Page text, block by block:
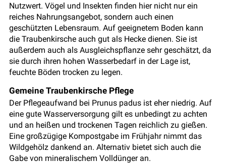
Nutzwert. Vögel und Insekten finden hier nicht nur ein
reiches Nahrungsangebot, sondern auch einen
geschützten Lebensraum. Auf geeignetem Boden kann
die Traubenkirsche auch gut als Hecke dienen. Sie ist
außerdem auch als Ausgleichspflanze sehr geschätzt, da
sie durch ihren hohen Wasserbedarf in der Lage ist,
feuchte Böden trocken zu legen.
Gemeine Traubenkirsche Pflege
Der Pflegeaufwand bei Prunus padus ist eher niedrig. Auf
eine gute Wasserversorgung gilt es unbedingt zu achten
und an heißen und trockenen Tagen reichlich zu gießen.
Eine großzügige Kompostgabe im Frühjahr nimmt das
Wildgehölz dankend an. Alternativ bietet sich auch die
Gabe von mineralischem Volldünger an.